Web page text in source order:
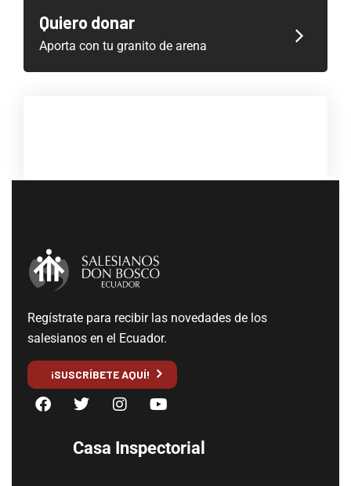
Quiero donar
Aporta con tu granito de arena
Regístrate para recibir las novedades de los
salesianos en el Ecuador.
¡SUSCRÍBETE AQUÍ!
Casa Inspectorial